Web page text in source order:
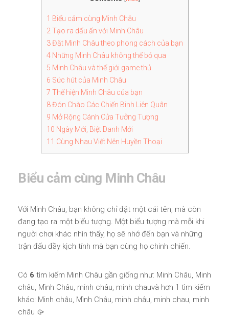
1 Biểu cảm cùng Minh Châu
2Tạo ra dấu ấn với Minh Châu
3Đặt Minh Châu theo phong cách của bạn
4Những Minh Châu không thể bỏ qua
5 Minh Châu và thế giới game thủ
6 Sức hút của Minh Châu
7 Thể hiện Minh Châu của bạn
8Đón Chào Các Chiến Binh Liên Quân
9 Mở Rộng Cánh Cửa Tưởng Tượng
10 Ngày Mới, Biệt Danh Mới
11 Cùng Nhau Viết Nên Huyền Thoại
Biểu cảm cùng Minh Châu
Với Minh Châu, bạn không chỉ đặt một cái tên, mà còn
đang tạo ra một biểu tượng. Một biểu tượng mà mỗi khi
người chơi khác nhìn thấy, họ sẽ nhớ đến bạn và những
trận đấu đầy kịch tính mà bạn cùng họ chinh chiến.
Có 6 tìm kiếm Minh Châu gần giống như: Minh Châu, Minh
châu, Mình Châu, minh châu, minh chauvà hơn 1 tìm kiếm
khác: Minh châu, Mình Châu, minh châu, minh chau, minh
châu 🥠